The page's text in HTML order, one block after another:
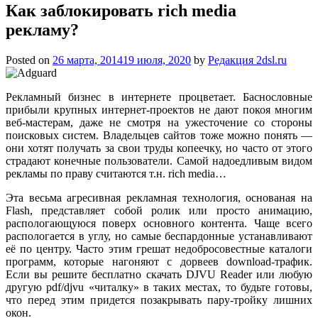
Как заблокировать rich media
рекламу?
Posted on 26 марта, 201419 июля, 2020 by Редакция 2dsl.ru
Рекламный бизнес в интернете процветает. Баснословные
прибыли крупных интернет-проектов не дают покоя многим
веб-мастерам, даже не смотря на ужесточение со стороны
поисковых систем. Владельцев сайтов тоже можно понять —
они хотят получать за свои труды копеечку, но часто от этого
страдают конечные пользователи. Самой надоедливым видом
рекламы по праву считаются т.н. rich media…
Эта весьма агресивная рекламная технология, основаная на
Flash, представляет собой ролик или просто анимацию,
распологающуюся поверх основного контента. Чаще всего
распологается в углу, но самые беспардонные устанавливают
её по центру. Часто этим грешат недобросовестные каталоги
программ, которые нагоняют c дорвеев download-трафик.
Если вы решите бесплатно скачать DJVU Reader или любую
другую pdf/djvu «читалку» в таких местах, то будьте готовы,
что перед этим придется позакрывать пару-тройку лишних
окон.